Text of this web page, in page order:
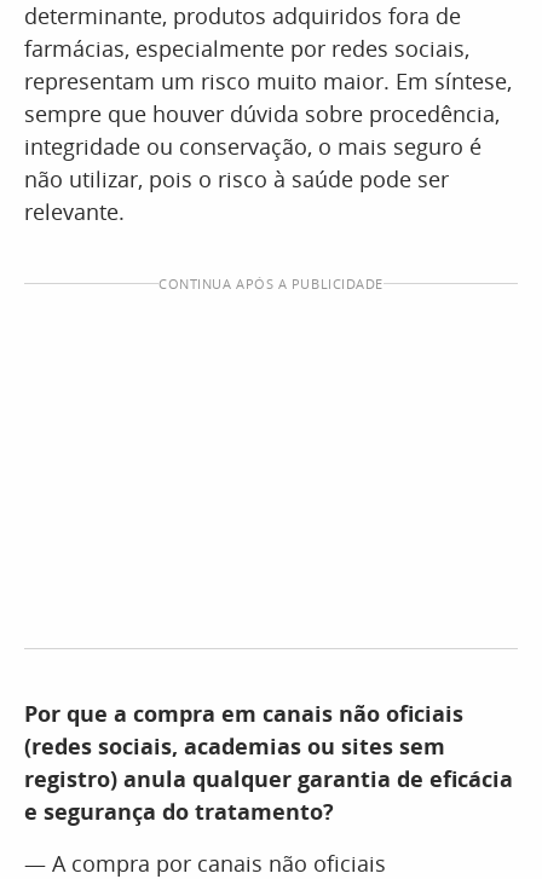
determinante, produtos adquiridos fora de
farmácias, especialmente por redes sociais,
representam um risco muito maior. Em síntese,
sempre que houver dúvida sobre procedência,
integridade ou conservação, o mais seguro é
não utilizar, pois o risco à saúde pode ser
relevante.
CONTINUA APÓS A PUBLICIDADE
Por que a compra em canais não oficiais
(redes sociais, academias ou sites sem
registro) anula qualquer garantia de eficácia
e segurança do tratamento?
— A compra por canais não oficiais